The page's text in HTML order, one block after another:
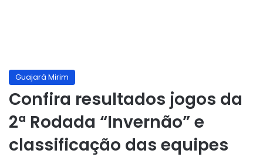
Guajará Mirim
Confira resultados jogos da
2ª Rodada “Invernão” e
classificação das equipes